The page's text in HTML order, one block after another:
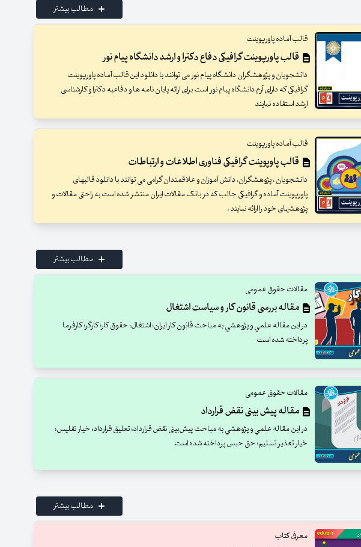
مطالب بیشتر
قالب آماده پاورپوینت
قالب پاورپوینت گرافیکی دفاع دکترا و ارشد دانشگاه پیام نور
دانشجویان و پژوهشگران دانشگاه پیام نور می توانند با دانلود این قالب آماده پاورپوینت
گرافیکی که دارای آرم دانشگاه پیام نور است برای ارائه پایان نامه ها و دفاعیه دکترا و کارشناسی
ارشد استفاده نمایند
قالب آماده پاورپوینت
قالب پاوپوینت گرافیکی فناوری اطلاعات و ارتباطات
دانشجویان ، پژوهشگران، دانش آموزان و علاقمندان گرامی می توانند با دانلود قالبهای
پاورپوینت آماده و گرافیکی جالب که در بانک مقالات ایران منتشر شده است به راحتی مقالات و
پژوهشهای خود را ارائه نمایند .
مطالب بیشتر
مقالات حقوق عمومی
مقاله بررسی قانون کار و سیاست اشتغال
در اين مقاله علمي و پژوهشي به مباحث قانون کار ایران؛ اشتغال؛ حقوق کار؛ کارگر؛ کارفرما
پرداخته شده است
مقالات حقوق عمومی
مقاله پیش‌ بینی نقض قرارداد
در اين مقاله علمي و پژوهشي به مباحث پیش‌بینی نقض قرارداد؛ تعلیق قرارداد؛ خیار تفلیس؛
خیار تعذیر تسلیم؛ حق حبس پرداخته شده است
مطالب بیشتر
معرفی کتاب